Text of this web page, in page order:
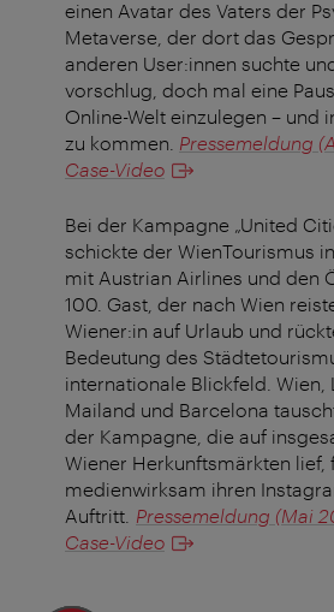
einen Avatar des Vaters der
Metaverse, der dort das
anderen User:innen suchte
vorschlug, doch mal eine
Online-Welt einzulegen – und
zu kommen. Pressemeldung
Case-Video
Bei der Kampagne „United
schickte der WienTourismus
mit Austrian Airlines und den
100. Gast, der nach Wien
Wiener:in auf Urlaub und
Bedeutung des
internationale Blickfeld. Wien,
Mailand und Barcelona
der Kampagne, die auf
Wiener Herkunftsmärkten lief,
medienwirksam ihren
Auftritt. Pressemeldung (Mai
Case-Video